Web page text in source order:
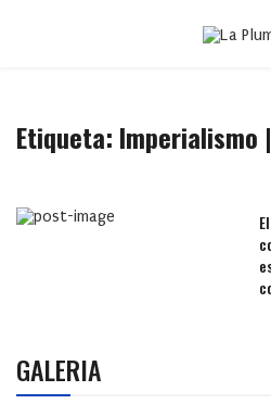
Etiqueta:
GALERIA